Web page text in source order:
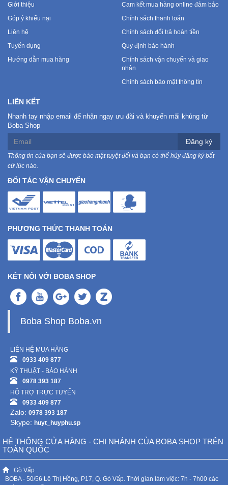
Dã
Ngoại
Ô
Máy
Đồ
chơi
công
nghệ
pháp
Voucher
Mẹ
Và
Bé
Giới thiệu
Góp ý khiếu nại
Liên hệ
Tuyển dụng
Hướng dẫn mua hàng
Cam kết mua hàng online đảm bảo
Chính sách thanh toán
Chính sách đổi trả hoàn tiền
Quy định bảo hành
Chính sách vận chuyển và giao
nhận
Chính sách bảo mật thông tin
LIÊN KẾT
Nhanh tay nhập email để nhận ngay ưu đãi và khuyến mãi khủng từ
Boba Shop
Đăng ký
Thông tin của bạn sẽ được bảo mật tuyệt đối và bạn có thể hủy đăng ký bất
cứ lúc nào.
ĐỐI TÁC VẬN CHUYỂN
PHƯƠNG THỨC THANH TOÁN
KẾT NỐI VỚI BOBA SHOP
Boba Shop Boba.vn
LIÊN HỆ MUA HÀNG
0933 409 877
KỸ THUẬT - BẢO HÀNH
0978 393 187
HỖ TRỢ TRỰC TUYẾN
0933 409 877
Zalo: 0978 393 187
Skype: huyt_huyphu.sp
HỆ THỐNG CỬA HÀNG - CHI NHÁNH CỦA BOBA SHOP TRÊN
TOÀN QUỐC
Gò Vấp :
BOBA - 50/56 Lê Thị Hồng, P17, Q. Gò Vấp. Thời gian làm việc: 7h - 7h00 các